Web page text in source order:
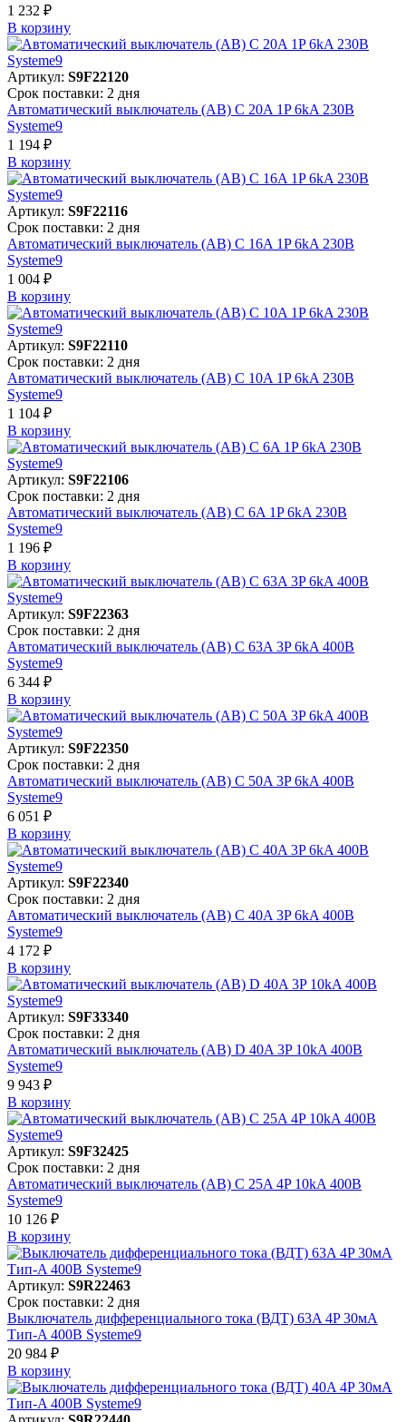
1 232 ₽
В корзинy
Артикул: S9F22120
Срок поставки: 2 дня
Автоматический выключатель (АВ) C 20A 1P 6kA 230В
Systeme9
1 194 ₽
В корзинy
Артикул: S9F22116
Срок поставки: 2 дня
Автоматический выключатель (АВ) C 16A 1P 6kA 230В
Systeme9
1 004 ₽
В корзинy
Артикул: S9F22110
Срок поставки: 2 дня
Автоматический выключатель (АВ) C 10A 1P 6kA 230В
Systeme9
1 104 ₽
В корзинy
Артикул: S9F22106
Срок поставки: 2 дня
Автоматический выключатель (АВ) C 6A 1P 6kA 230В
Systeme9
1 196 ₽
В корзинy
Артикул: S9F22363
Срок поставки: 2 дня
Автоматический выключатель (АВ) C 63A 3P 6kA 400В
Systeme9
6 344 ₽
В корзинy
Артикул: S9F22350
Срок поставки: 2 дня
Автоматический выключатель (АВ) C 50A 3P 6kA 400В
Systeme9
6 051 ₽
В корзинy
Артикул: S9F22340
Срок поставки: 2 дня
Автоматический выключатель (АВ) C 40A 3P 6kA 400В
Systeme9
4 172 ₽
В корзинy
Артикул: S9F33340
Срок поставки: 2 дня
Автоматический выключатель (АВ) D 40A 3P 10kA 400В
Systeme9
9 943 ₽
В корзинy
Артикул: S9F32425
Срок поставки: 2 дня
Автоматический выключатель (АВ) C 25A 4P 10kA 400В
Systeme9
10 126 ₽
В корзинy
Артикул: S9R22463
Срок поставки: 2 дня
Выключатель дифференциального тока (ВДТ) 63A 4P 30мА
Тип-A 400В Systeme9
20 984 ₽
В корзинy